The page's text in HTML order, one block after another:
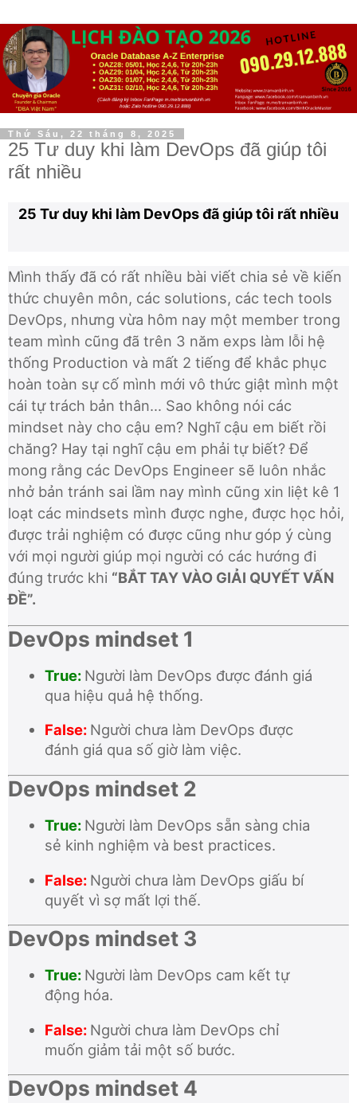
Thứ Sáu, 22 tháng 8, 2025
25 Tư duy khi làm DevOps đã giúp tôi
rất nhiều
25 Tư duy khi làm DevOps đã giúp tôi rất nhiều
Mình thấy đã có rất nhiều bài viết chia sẻ về kiến
thức chuyên môn, các solutions, các tech tools
DevOps, nhưng vừa hôm nay một member trong
team mình cũng đã trên 3 năm exps làm lỗi hệ
thống Production và mất 2 tiếng để khắc phục
hoàn toàn sự cố mình mới vô thức giật mình một
cái tự trách bản thân… Sao không nói các
mindset này cho cậu em? Nghĩ cậu em biết rồi
chăng? Hay tại nghĩ cậu em phải tự biết? Để
mong rằng các DevOps Engineer sẽ luôn nhắc
nhở bản tránh sai lầm nay mình cũng xin liệt kê 1
loạt các mindsets mình được nghe, được học hỏi,
được trải nghiệm có được cũng như góp ý cùng
với mọi người giúp mọi người có các hướng đi
đúng trước khi “BẮT TAY VÀO GIẢI QUYẾT VẤN
ĐỀ”.
DevOps mindset 1
True: Người làm DevOps được đánh giá
qua hiệu quả hệ thống.
False: Người chưa làm DevOps được
đánh giá qua số giờ làm việc.
DevOps mindset 2
True: Người làm DevOps sẵn sàng chia
sẻ kinh nghiệm và best practices.
False: Người chưa làm DevOps giấu bí
quyết vì sợ mất lợi thế.
DevOps mindset 3
True: Người làm DevOps cam kết tự
động hóa.
False: Người chưa làm DevOps chỉ
muốn giảm tải một số bước.
DevOps mindset 4